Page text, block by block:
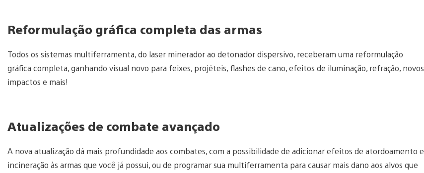
Reformulação gráfica completa das armas
Todos os sistemas multiferramenta, do laser minerador ao detonador dispersivo, receberam uma reformulação
gráfica completa, ganhando visual novo para feixes, projéteis, flashes de cano, efeitos de iluminação, refração, novos
impactos e mais!
Atualizações de combate avançado
A nova atualização dá mais profundidade aos combates, com a possibilidade de adicionar efeitos de atordoamento e
incineração às armas que você já possui, ou de programar sua multiferramenta para causar mais dano aos alvos que